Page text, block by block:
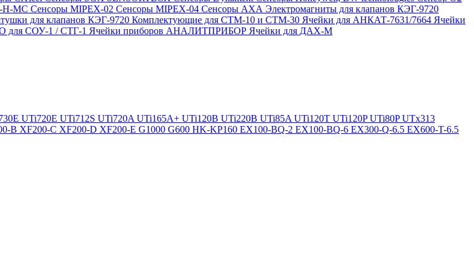
H-MC Сенсоры MIPEX-02 Сенсоры MIPEX-04 Сенсоры АХА Электромагниты для клапанов КЭГ-9720
для клапанов КЭГ-9720 Комплектующие для СТМ-10 и СТМ-30 Ячейки для АНКАТ-7631/7664 Ячейки
для СОУ-1 / СТГ-1 Ячейки приборов АНАЛИТПРИБОР Ячейки для ДАХ-М
UTi720E UTi712S UTi720A UTi165A+ UTi120B UTi220B UTi85A UTi120T UTi120PUTi80PUTx313
B XF200-C XF200-D XF200-E G1000 G600 HK-KP160 EX100-BQ-2 EX100-BQ-6 EX300-Q-6.5 EX600-T-6.5